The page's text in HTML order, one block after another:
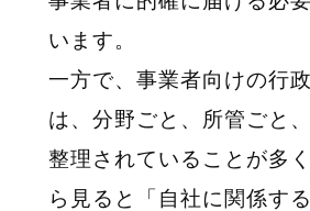
います。
一方で、事業者向けの行
は、分野ごと、所管ごと
整理されていることが多
ら見ると「自社に関係す